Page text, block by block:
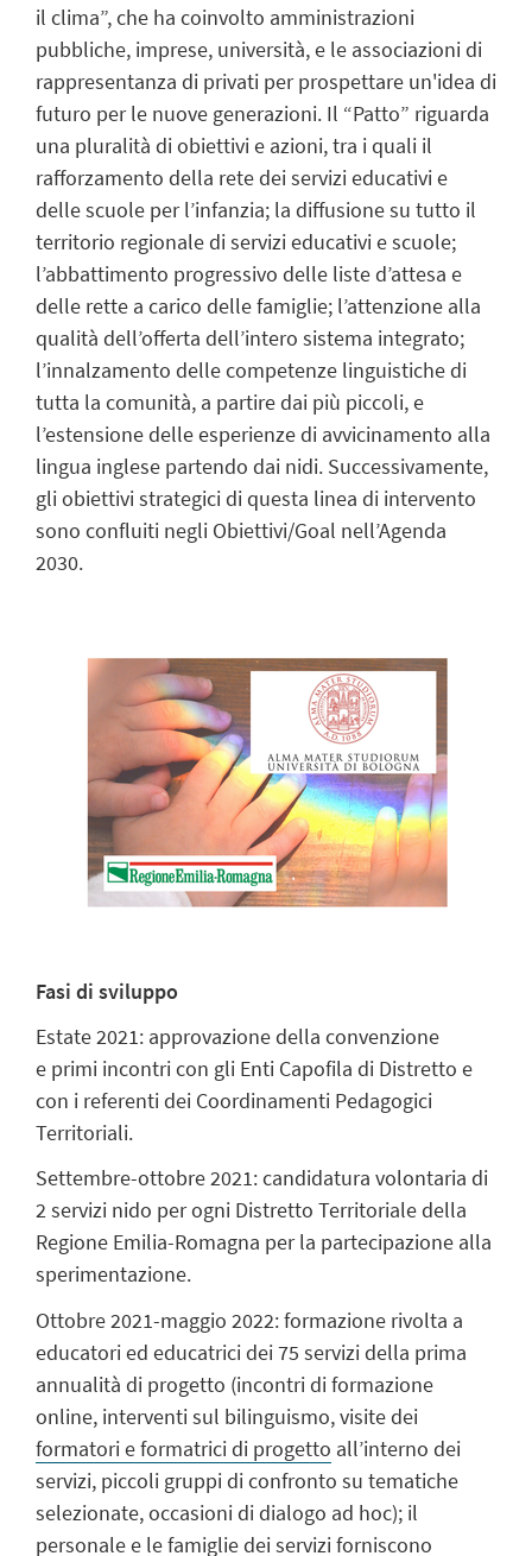
il clima”, che ha coinvolto amministrazioni
pubbliche, imprese, università, e le associazioni di
rappresentanza di privati per prospettare un'idea di
futuro per le nuove generazioni. Il “Patto” riguarda
una pluralità di obiettivi e azioni, tra i quali il
rafforzamento della rete dei servizi educativi e
delle scuole per l’infanzia; la diffusione su tutto il
territorio regionale di servizi educativi e scuole;
l’abbattimento progressivo delle liste d’attesa e
delle rette a carico delle famiglie; l’attenzione alla
qualità dell’offerta dell’intero sistema integrato;
l’innalzamento delle competenze linguistiche di
tutta la comunità, a partire dai più piccoli, e
l’estensione delle esperienze di avvicinamento alla
lingua inglese partendo dai nidi. Successivamente,
gli obiettivi strategici di questa linea di intervento
sono confluiti negli Obiettivi/Goal nell’Agenda
2030.
Fasi di sviluppo
Estate 2021: approvazione della convenzione
e primi incontri con gli Enti Capofila di Distretto e
con i referenti dei Coordinamenti Pedagogici
Territoriali.
Settembre-ottobre 2021: candidatura volontaria di
2 servizi nido per ogni Distretto Territoriale della
Regione Emilia-Romagna per la partecipazione alla
sperimentazione.
Ottobre 2021-maggio 2022: formazione rivolta a
educatori ed educatrici dei 75 servizi della prima
annualità di progetto (incontri di formazione
online, interventi sul bilinguismo, visite dei
formatori e formatrici di progetto all’interno dei
servizi, piccoli gruppi di confronto su tematiche
selezionate, occasioni di dialogo ad hoc); il
personale e le famiglie dei servizi forniscono